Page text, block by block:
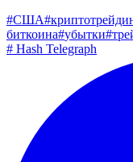
#США#
биткоина#убытки#
# Hash Telegraph